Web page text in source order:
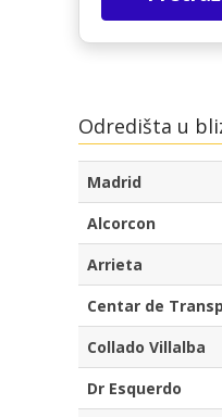
Odredišta u
Madrid
Alcorcon
Arrieta
Centar de
Collado Villalba
Dr Esquerdo